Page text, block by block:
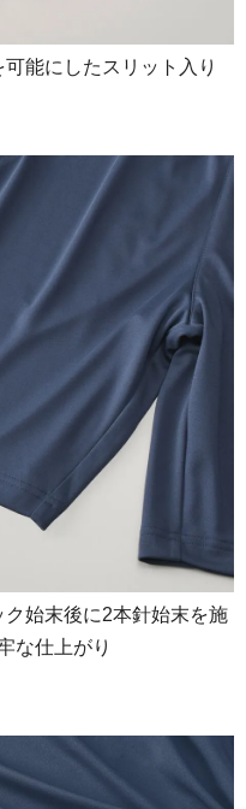
能にしたスリット入り
始末後に2本針始末を施
な仕上がり